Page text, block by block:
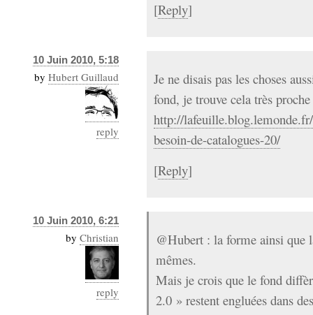
[Reply]
10 Juin 2010, 5:18
by Hubert Guillaud
reply
Je ne disais pas les choses
fond, je trouve cela très
http://
besoin-de-catalogues-20/
[Reply]
10 Juin 2010, 6:21
by Christian
reply
@Hubert : la forme ainsi que
mêmes.
Mais je crois que le fond
2.0 » restent engluées dans